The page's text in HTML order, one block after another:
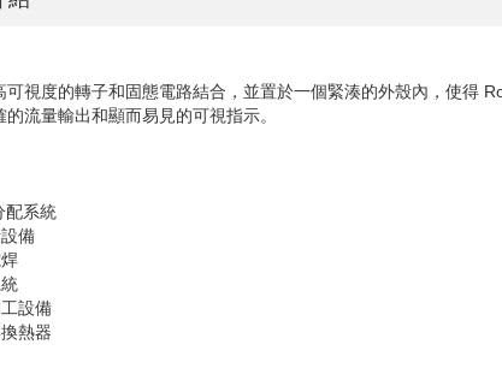
可視度的轉子和固態電路結合，並置於一個緊湊的外殼內，使得
的流量輸出和顯而易見的可視指示。
配系統
備
設備
熱器